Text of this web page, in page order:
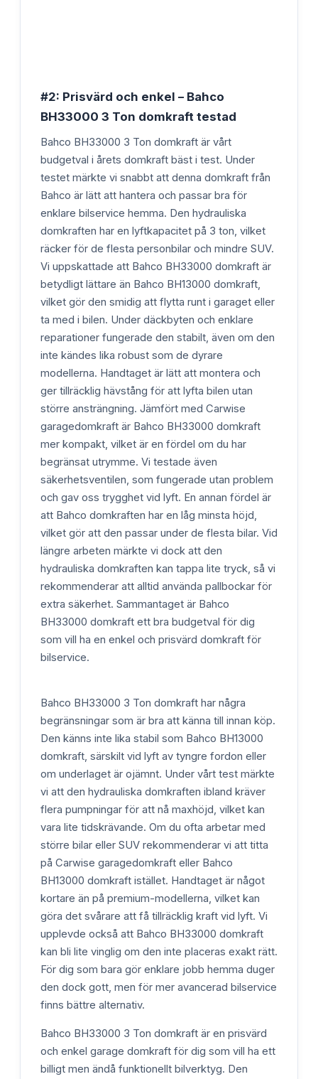
#2: Prisvärd och enkel – Bahco
BH33000 3 Ton domkraft testad
Bahco BH33000 3 Ton domkraft är vårt
budgetval i årets domkraft bäst i test. Under
testet märkte vi snabbt att denna domkraft från
Bahco är lätt att hantera och passar bra för
enklare bilservice hemma. Den hydrauliska
domkraften har en lyftkapacitet på 3 ton, vilket
räcker för de flesta personbilar och mindre SUV.
Vi uppskattade att Bahco BH33000 domkraft är
betydligt lättare än Bahco BH13000 domkraft,
vilket gör den smidig att flytta runt i garaget eller
ta med i bilen. Under däckbyten och enklare
reparationer fungerade den stabilt, även om den
inte kändes lika robust som de dyrare
modellerna. Handtaget är lätt att montera och
ger tillräcklig hävstång för att lyfta bilen utan
större ansträngning. Jämfört med Carwise
garagedomkraft är Bahco BH33000 domkraft
mer kompakt, vilket är en fördel om du har
begränsat utrymme. Vi testade även
säkerhetsventilen, som fungerade utan problem
och gav oss trygghet vid lyft. En annan fördel är
att Bahco domkraften har en låg minsta höjd,
vilket gör att den passar under de flesta bilar. Vid
längre arbeten märkte vi dock att den
hydrauliska domkraften kan tappa lite tryck, så vi
rekommenderar att alltid använda pallbockar för
extra säkerhet. Sammantaget är Bahco
BH33000 domkraft ett bra budgetval för dig
som vill ha en enkel och prisvärd domkraft för
bilservice.
Bahco BH33000 3 Ton domkraft har några
begränsningar som är bra att känna till innan köp.
Den känns inte lika stabil som Bahco BH13000
domkraft, särskilt vid lyft av tyngre fordon eller
om underlaget är ojämnt. Under vårt test märkte
vi att den hydrauliska domkraften ibland kräver
flera pumpningar för att nå maxhöjd, vilket kan
vara lite tidskrävande. Om du ofta arbetar med
större bilar eller SUV rekommenderar vi att titta
på Carwise garagedomkraft eller Bahco
BH13000 domkraft istället. Handtaget är något
kortare än på premium-modellerna, vilket kan
göra det svårare att få tillräcklig kraft vid lyft. Vi
upplevde också att Bahco BH33000 domkraft
kan bli lite vinglig om den inte placeras exakt rätt.
För dig som bara gör enklare jobb hemma duger
den dock gott, men för mer avancerad bilservice
finns bättre alternativ.
Bahco BH33000 3 Ton domkraft är en prisvärd
och enkel garage domkraft för dig som vill ha ett
billigt men ändå funktionellt bilverktyg. Den